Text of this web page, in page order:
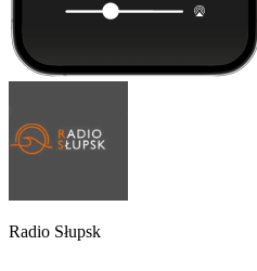
Radio Słupsk